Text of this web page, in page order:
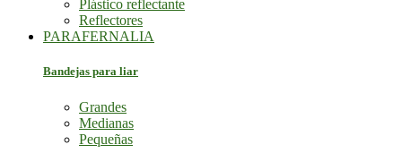
Plástico reflectante
Reflectores
PARAFERNALIA
Bandejas para liar
Grandes
Medianas
Pequeñas